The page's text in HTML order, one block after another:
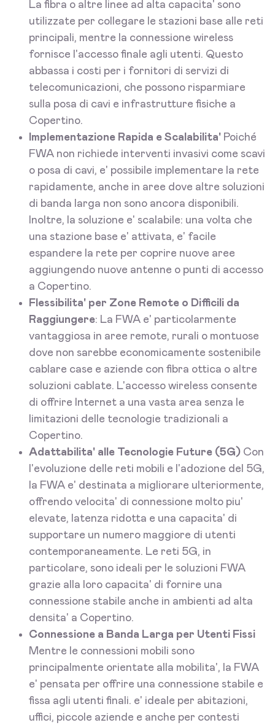
La fibra o altre linee ad alta capacita' sono
utilizzate per collegare le stazioni base alle reti
principali, mentre la connessione wireless
fornisce l'accesso finale agli utenti. Questo
abbassa i costi per i fornitori di servizi di
telecomunicazioni, che possono risparmiare
sulla posa di cavi e infrastrutture fisiche a
Copertino.
Implementazione Rapida e Scalabilita' Poiché
FWA non richiede interventi invasivi come scavi
o posa di cavi, e' possibile implementare la rete
rapidamente, anche in aree dove altre soluzioni
di banda larga non sono ancora disponibili.
Inoltre, la soluzione e' scalabile: una volta che
una stazione base e' attivata, e' facile
espandere la rete per coprire nuove aree
aggiungendo nuove antenne o punti di accesso
a Copertino.
Flessibilita' per Zone Remote o Difficili da
Raggiungere: La FWA e' particolarmente
vantaggiosa in aree remote, rurali o montuose
dove non sarebbe economicamente sostenibile
cablare case e aziende con fibra ottica o altre
soluzioni cablate. L'accesso wireless consente
di offrire Internet a una vasta area senza le
limitazioni delle tecnologie tradizionali a
Copertino.
Adattabilita' alle Tecnologie Future (5G) Con
l'evoluzione delle reti mobili e l'adozione del 5G,
la FWA e' destinata a migliorare ulteriormente,
offrendo velocita' di connessione molto piu'
elevate, latenza ridotta e una capacita' di
supportare un numero maggiore di utenti
contemporaneamente. Le reti 5G, in
particolare, sono ideali per le soluzioni FWA
grazie alla loro capacita' di fornire una
connessione stabile anche in ambienti ad alta
densita' a Copertino.
Connessione a Banda Larga per Utenti Fissi
Mentre le connessioni mobili sono
principalmente orientate alla mobilita', la FWA
e' pensata per offrire una connessione stabile e
fissa agli utenti finali. e' ideale per abitazioni,
uffici, piccole aziende e anche per contesti